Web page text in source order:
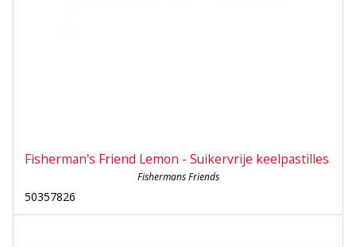
Fisherman's Friend Lemon - Suikervrije keelpastilles
Fishermans Friends
50357826